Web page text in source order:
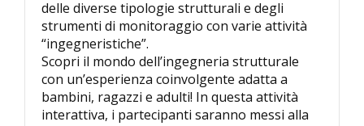
delle diverse tipologie strutturali e degli
strumenti di monitoraggio con varie attività
“ingegneristiche”.
Scopri il mondo dell’ingegneria strutturale
con un’esperienza coinvolgente adatta a
bambini, ragazzi e adulti! In questa attività
interattiva, i partecipanti saranno messi alla